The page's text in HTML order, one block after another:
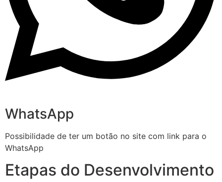
WhatsApp
Possibilidade de ter um botão no site com link para o
WhatsApp
Etapas do Desenvolvimento